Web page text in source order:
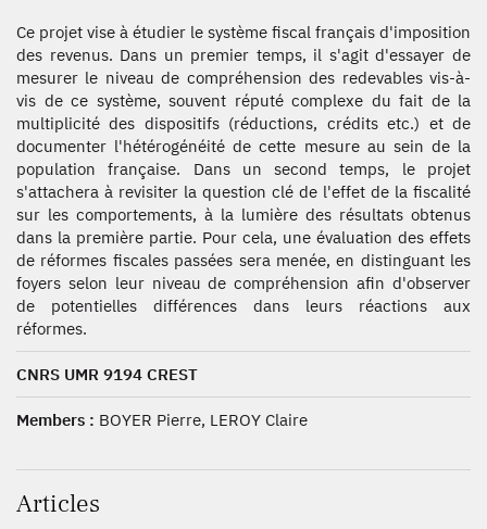
Ce projet vise à étudier le système fiscal français d'imposition
des revenus. Dans un premier temps, il s'agit d'essayer de
mesurer le niveau de compréhension des redevables vis-à-
vis de ce système, souvent réputé complexe du fait de la
multiplicité des dispositifs (réductions, crédits etc.) et de
documenter l'hétérogénéité de cette mesure au sein de la
population française. Dans un second temps, le projet
s'attachera à revisiter la question clé de l'effet de la fiscalité
sur les comportements, à la lumière des résultats obtenus
dans la première partie. Pour cela, une évaluation des effets
de réformes fiscales passées sera menée, en distinguant les
foyers selon leur niveau de compréhension afin d'observer
de potentielles différences dans leurs réactions aux
réformes.
CNRS UMR 9194 CREST
Members : BOYER Pierre, LEROY Claire
Articles